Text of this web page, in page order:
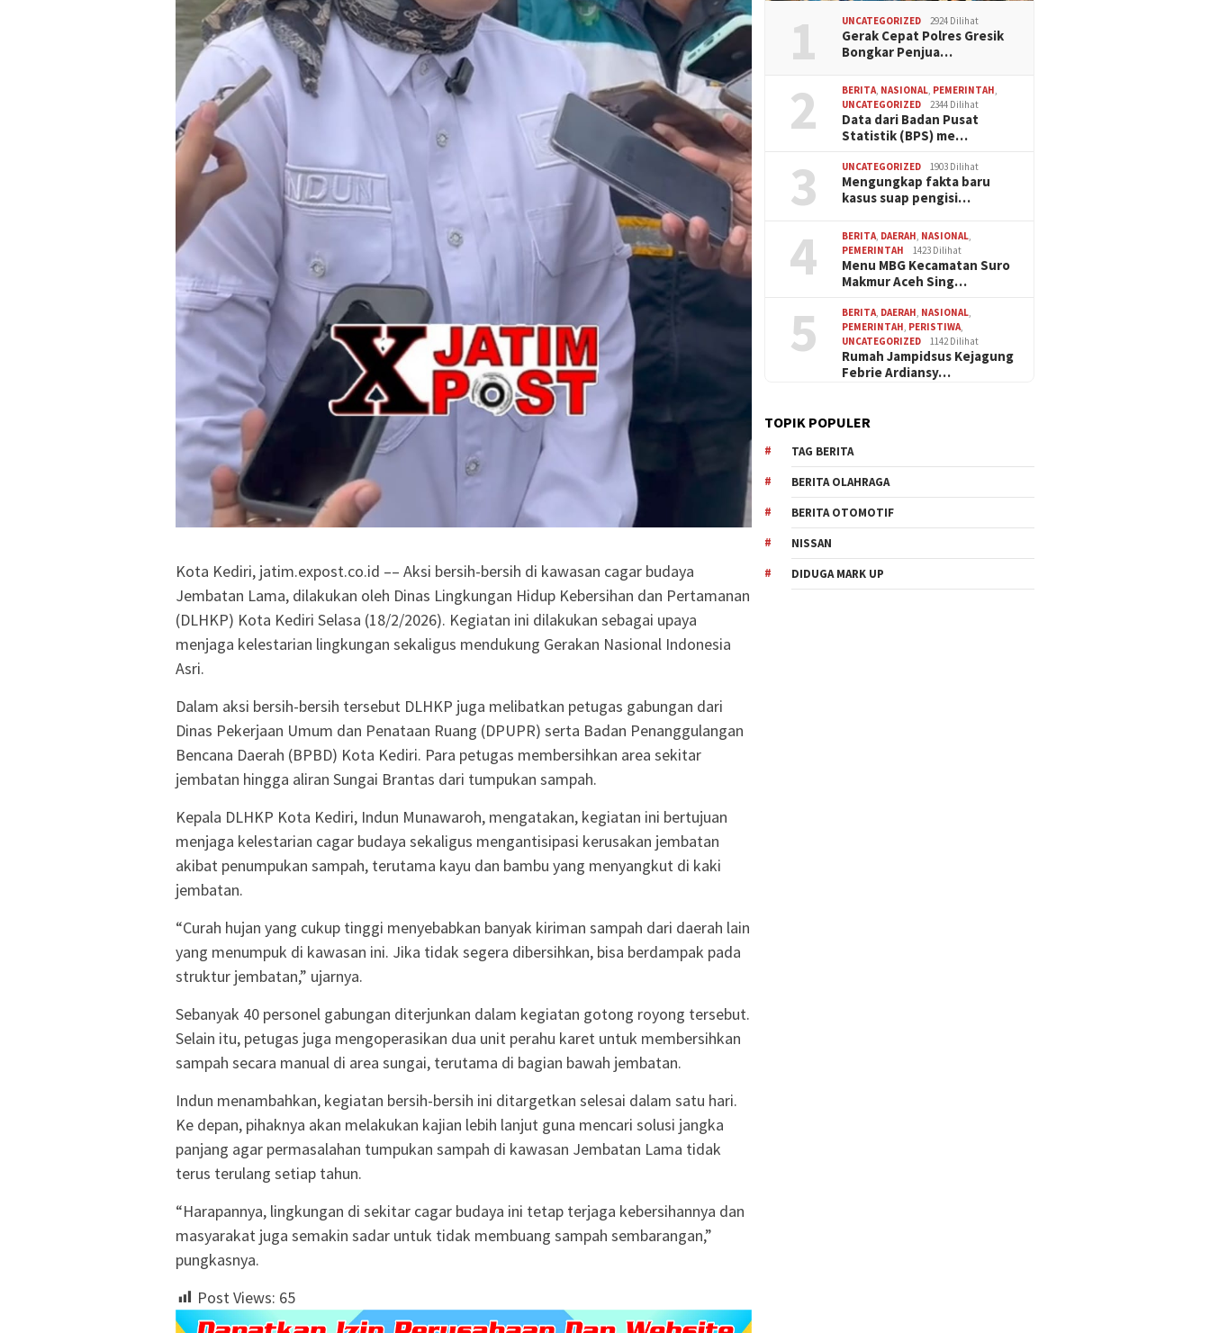
Kota Kediri, jatim.expost.co.id –– Aksi bersih-bersih di kawasan cagar budaya
Jembatan Lama, dilakukan oleh Dinas Lingkungan Hidup Kebersihan dan Pertamanan
(DLHKP) Kota Kediri Selasa (18/2/2026). Kegiatan ini dilakukan sebagai upaya
menjaga kelestarian lingkungan sekaligus mendukung Gerakan Nasional Indonesia
Asri.
Dalam aksi bersih-bersih tersebut DLHKP juga melibatkan petugas gabungan dari
Dinas Pekerjaan Umum dan Penataan Ruang (DPUPR) serta Badan Penanggulangan
Bencana Daerah (BPBD) Kota Kediri. Para petugas membersihkan area sekitar
jembatan hingga aliran Sungai Brantas dari tumpukan sampah.
Kepala DLHKP Kota Kediri, Indun Munawaroh, mengatakan, kegiatan ini bertujuan
menjaga kelestarian cagar budaya sekaligus mengantisipasi kerusakan jembatan
akibat penumpukan sampah, terutama kayu dan bambu yang menyangkut di kaki
jembatan.
“Curah hujan yang cukup tinggi menyebabkan banyak kiriman sampah dari daerah lain
yang menumpuk di kawasan ini. Jika tidak segera dibersihkan, bisa berdampak pada
struktur jembatan,” ujarnya.
Sebanyak 40 personel gabungan diterjunkan dalam kegiatan gotong royong tersebut.
Selain itu, petugas juga mengoperasikan dua unit perahu karet untuk membersihkan
sampah secara manual di area sungai, terutama di bagian bawah jembatan.
Indun menambahkan, kegiatan bersih-bersih ini ditargetkan selesai dalam satu hari.
Ke depan, pihaknya akan melakukan kajian lebih lanjut guna mencari solusi jangka
panjang agar permasalahan tumpukan sampah di kawasan Jembatan Lama tidak
terus terulang setiap tahun.
“Harapannya, lingkungan di sekitar cagar budaya ini tetap terjaga kebersihannya dan
masyarakat juga semakin sadar untuk tidak membuang sampah sembarangan,”
pungkasnya.
Post Views: 65
1 UNCATEGORIZED 2924 Dilihat
Gerak Cepat Polres Gresik
Bongkar Penjua…
2 BERITA NASIONAL PEMERINTAH
UNCATEGORIZED
2344 Dilihat
Data dari Badan Pusat
Statistik (BPS) me…
3 UNCATEGORIZED 1903 Dilihat
Mengungkap fakta baru
kasus suap pengisi…
4 BERITA DAERAH NASIONAL
PEMERINTAH
1423 Dilihat
Menu MBG Kecamatan Suro
Makmur Aceh Sing…
5 BERITA DAERAH NASIONAL
PEMERINTAH PERISTIWA
UNCATEGORIZED
1142 Dilihat
Rumah Jampidsus Kejagung
Febrie Ardiansy…
TOPIK POPULER
TAG BERITA
BERITA OLAHRAGA
BERITA OTOMOTIF
NISSAN
DIDUGA MARK UP